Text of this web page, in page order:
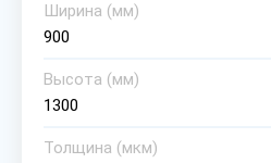
Ширина (мм)
900
Высота (мм)
1300
Толщина (мкм)